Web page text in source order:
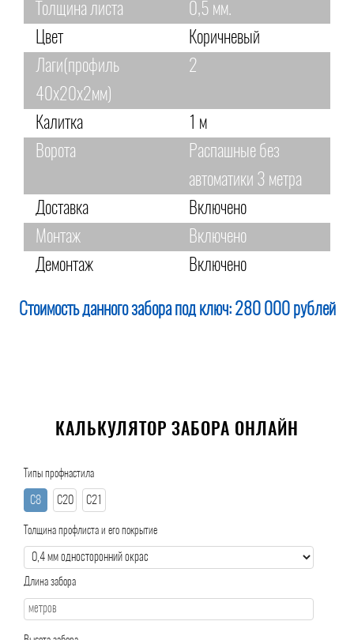
Толщина листа
0,5 мм.
Цвет
Коричневый
Лаги(профиль
40х20х2мм)
2
Калитка
1 м
Ворота
Распашные без
автоматики 3 метра
Доставка
Включено
Монтаж
Включено
Демонтаж
Включено
Стоимость данного забора под ключ: 280 000 рублей
КАЛЬКУЛЯТОР ЗАБОРА ОНЛАЙН
Типы профнастила
С8 С20 С21
Толщина профлиста и его покрытие
Длина забора